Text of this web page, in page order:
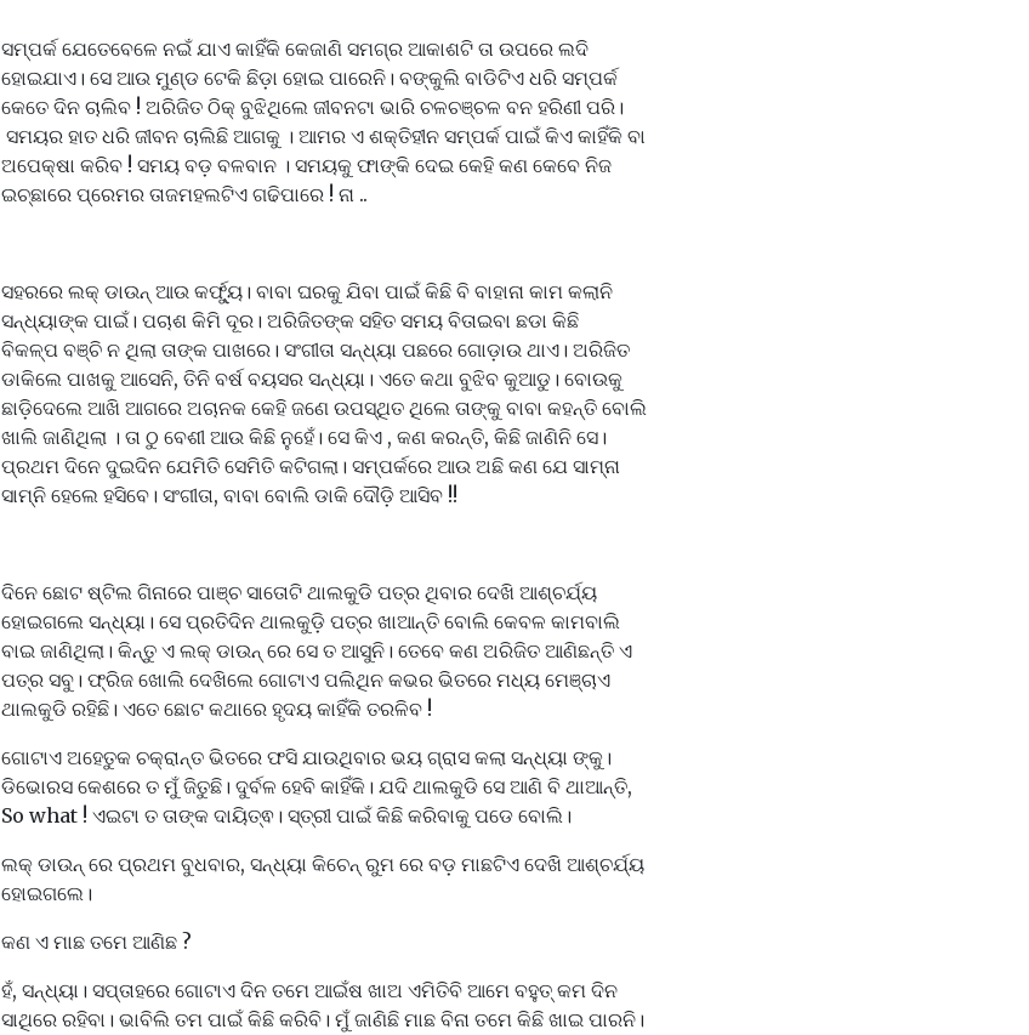
ସମ୍ପର୍କ ଯେତେବେଳେ ନଇଁ ଯାଏ କାହିଁକି କେଜାଣି ସମଗ୍ର ଆକାଶଟି ତା ଉପରେ ଲଦି
ହୋଇଯାଏ। ସେ ଆଉ ମୁଣ୍ଡ ଟେକି ଛିଡ଼ା ହୋଇ ପାରେନି। ବଙ୍କୁଲି ବାଡିଟିଏ ଧରି ସମ୍ପର୍କ
କେତେ ଦିନ ଚାଲିବ ! ଅରିଜିତ ଠିକ୍ ବୁଝିଥିଲେ ଜୀବନଟା ଭାରି ଚଳଚଞ୍ଚଳ ବନ ହରିଣୀ ପରି।
ସମୟର ହାତ ଧରି ଜୀବନ ଚାଲିଛି ଆଗକୁ । ଆମର ଏ ଶକ୍ତିହୀନ ସମ୍ପର୍କ ପାଇଁ କିଏ କାହିଁକି ବା
ଅପେକ୍ଷା କରିବ ! ସମୟ ବଡ଼ ବଳବାନ । ସମୟକୁ ଫାଙ୍କି ଦେଇ କେହି କଣ କେବେ ନିଜ
ଇଚ୍ଛାରେ ପ୍ରେମର ତାଜମହଲଟିଏ ଗଢିପାରେ ! ନା ..
ସହରରେ ଲକ୍ ଡାଉନ୍ ଆଉ କର୍ଫ୍ୟୁ। ବାବା ଘରକୁ ଯିବା ପାଇଁ କିଛି ବି ବାହାନା କାମ କଲାନି
ସନ୍ଧ୍ୟାଙ୍କ ପାଇଁ। ପଚାଶ କିମି ଦୂର। ଅରିଜିତଙ୍କ ସହିତ ସମୟ ବିତାଇବା ଛଡା କିଛି
ବିକଳ୍ପ ବଞ୍ଚି ନ ଥିଲା ତାଙ୍କ ପାଖରେ। ସଂଗୀତା ସନ୍ଧ୍ୟା ପଛରେ ଗୋଡ଼ାଉ ଥାଏ। ଅରିଜିତ
ଡାକିଲେ ପାଖକୁ ଆସେନି, ତିନି ବର୍ଷ ବୟସର ସନ୍ଧ୍ୟା। ଏତେ କଥା ବୁଝିବ କୁଆଡୁ। ବୋଉକୁ
ଛାଡ଼ିଦେଲେ ଆଖି ଆଗରେ ଅଚାନକ କେହି ଜଣେ ଉପସ୍ଥିତ ଥିଲେ ତାଙ୍କୁ ବାବା କହନ୍ତି ବୋଲି
ଖାଲି ଜାଣିଥିଲା । ତା ଠୁ ବେଶୀ ଆଉ କିଛି ନୁହେଁ। ସେ କିଏ , କଣ କରନ୍ତି, କିଛି ଜାଣିନି ସେ।
ପ୍ରଥମ ଦିନେ ଦୁଇଦିନ ଯେମିତି ସେମିତି କଟିଗଲା। ସମ୍ପର୍କରେ ଆଉ ଅଛି କଣ ଯେ ସାମ୍ନା
ସାମ୍ନି ହେଲେ ହସିବେ। ସଂଗୀତା, ବାବା ବୋଲି ଡାକି ଦୌଡ଼ି ଆସିବ !!
ଦିନେ ଛୋଟ ଷ୍ଟିଲ ଗିନାରେ ପାଞ୍ଚ ସାତୋଟି ଥାଲକୁଡି ପତ୍ର ଥିବାର ଦେଖି ଆଶ୍ଚର୍ଯ୍ୟ
ହୋଇଗଲେ ସନ୍ଧ୍ୟା। ସେ ପ୍ରତିଦିନ ଥାଲକୁଡ଼ି ପତ୍ର ଖାଆନ୍ତି ବୋଲି କେବଳ କାମବାଲି
ବାଇ ଜାଣିଥିଲା। କିନ୍ତୁ ଏ ଲକ୍ ଡାଉନ୍ ରେ ସେ ତ ଆସୁନି। ତେବେ କଣ ଅରିଜିତ ଆଣିଛନ୍ତି ଏ
ପତ୍ର ସବୁ। ଫ୍ରିଜ ଖୋଲି ଦେଖିଲେ ଗୋଟାଏ ପଲିଥିନ କଭର ଭିତରେ ମଧ୍ୟ ମେଞ୍ଚାଏ
ଥାଲକୁଡି ରହିଛି। ଏତେ ଛୋଟ କଥାରେ ହୃଦୟ କାହିଁକି ତରଳିବ !
ଗୋଟାଏ ଅହେତୁକ ଚକ୍ରାନ୍ତ ଭିତରେ ଫସି ଯାଉଥିବାର ଭୟ ଗ୍ରାସ କଲା ସନ୍ଧ୍ୟା ଙ୍କୁ।
ଡିଭୋରସ କେଶରେ ତ ମୁଁ ଜିତୁଛି। ଦୁର୍ବଳ ହେବି କାହିଁକି। ଯଦି ଥାଲକୁଡି ସେ ଆଣି ବି ଥାଆନ୍ତି,
So what ! ଏଇଟା ତ ତାଙ୍କ ଦାୟିତ୍ଵ। ସ୍ତ୍ରୀ ପାଇଁ କିଛି କରିବାକୁ ପଡେ ବୋଲି।
ଲକ୍ ଡାଉନ୍ ରେ ପ୍ରଥମ ବୁଧବାର, ସନ୍ଧ୍ୟା କିଚେନ୍ ରୁମ ରେ ବଡ଼ ମାଛଟିଏ ଦେଖି ଆଶ୍ଚର୍ଯ୍ୟ
ହୋଇଗଲେ।
କଣ ଏ ମାଛ ତମେ ଆଣିଛ ?
ହଁ, ସନ୍ଧ୍ୟା। ସପ୍ତାହରେ ଗୋଟାଏ ଦିନ ତମେ ଆଇଁଷ ଖାଅ ଏମିତିବି ଆମେ ବହୁତ୍ କମ ଦିନ
ସାଥିରେ ରହିବା। ଭାବିଲି ତମ ପାଇଁ କିଛି କରିବି। ମୁଁ ଜାଣିଛି ମାଛ ବିନା ତମେ କିଛି ଖାଇ ପାରନି।